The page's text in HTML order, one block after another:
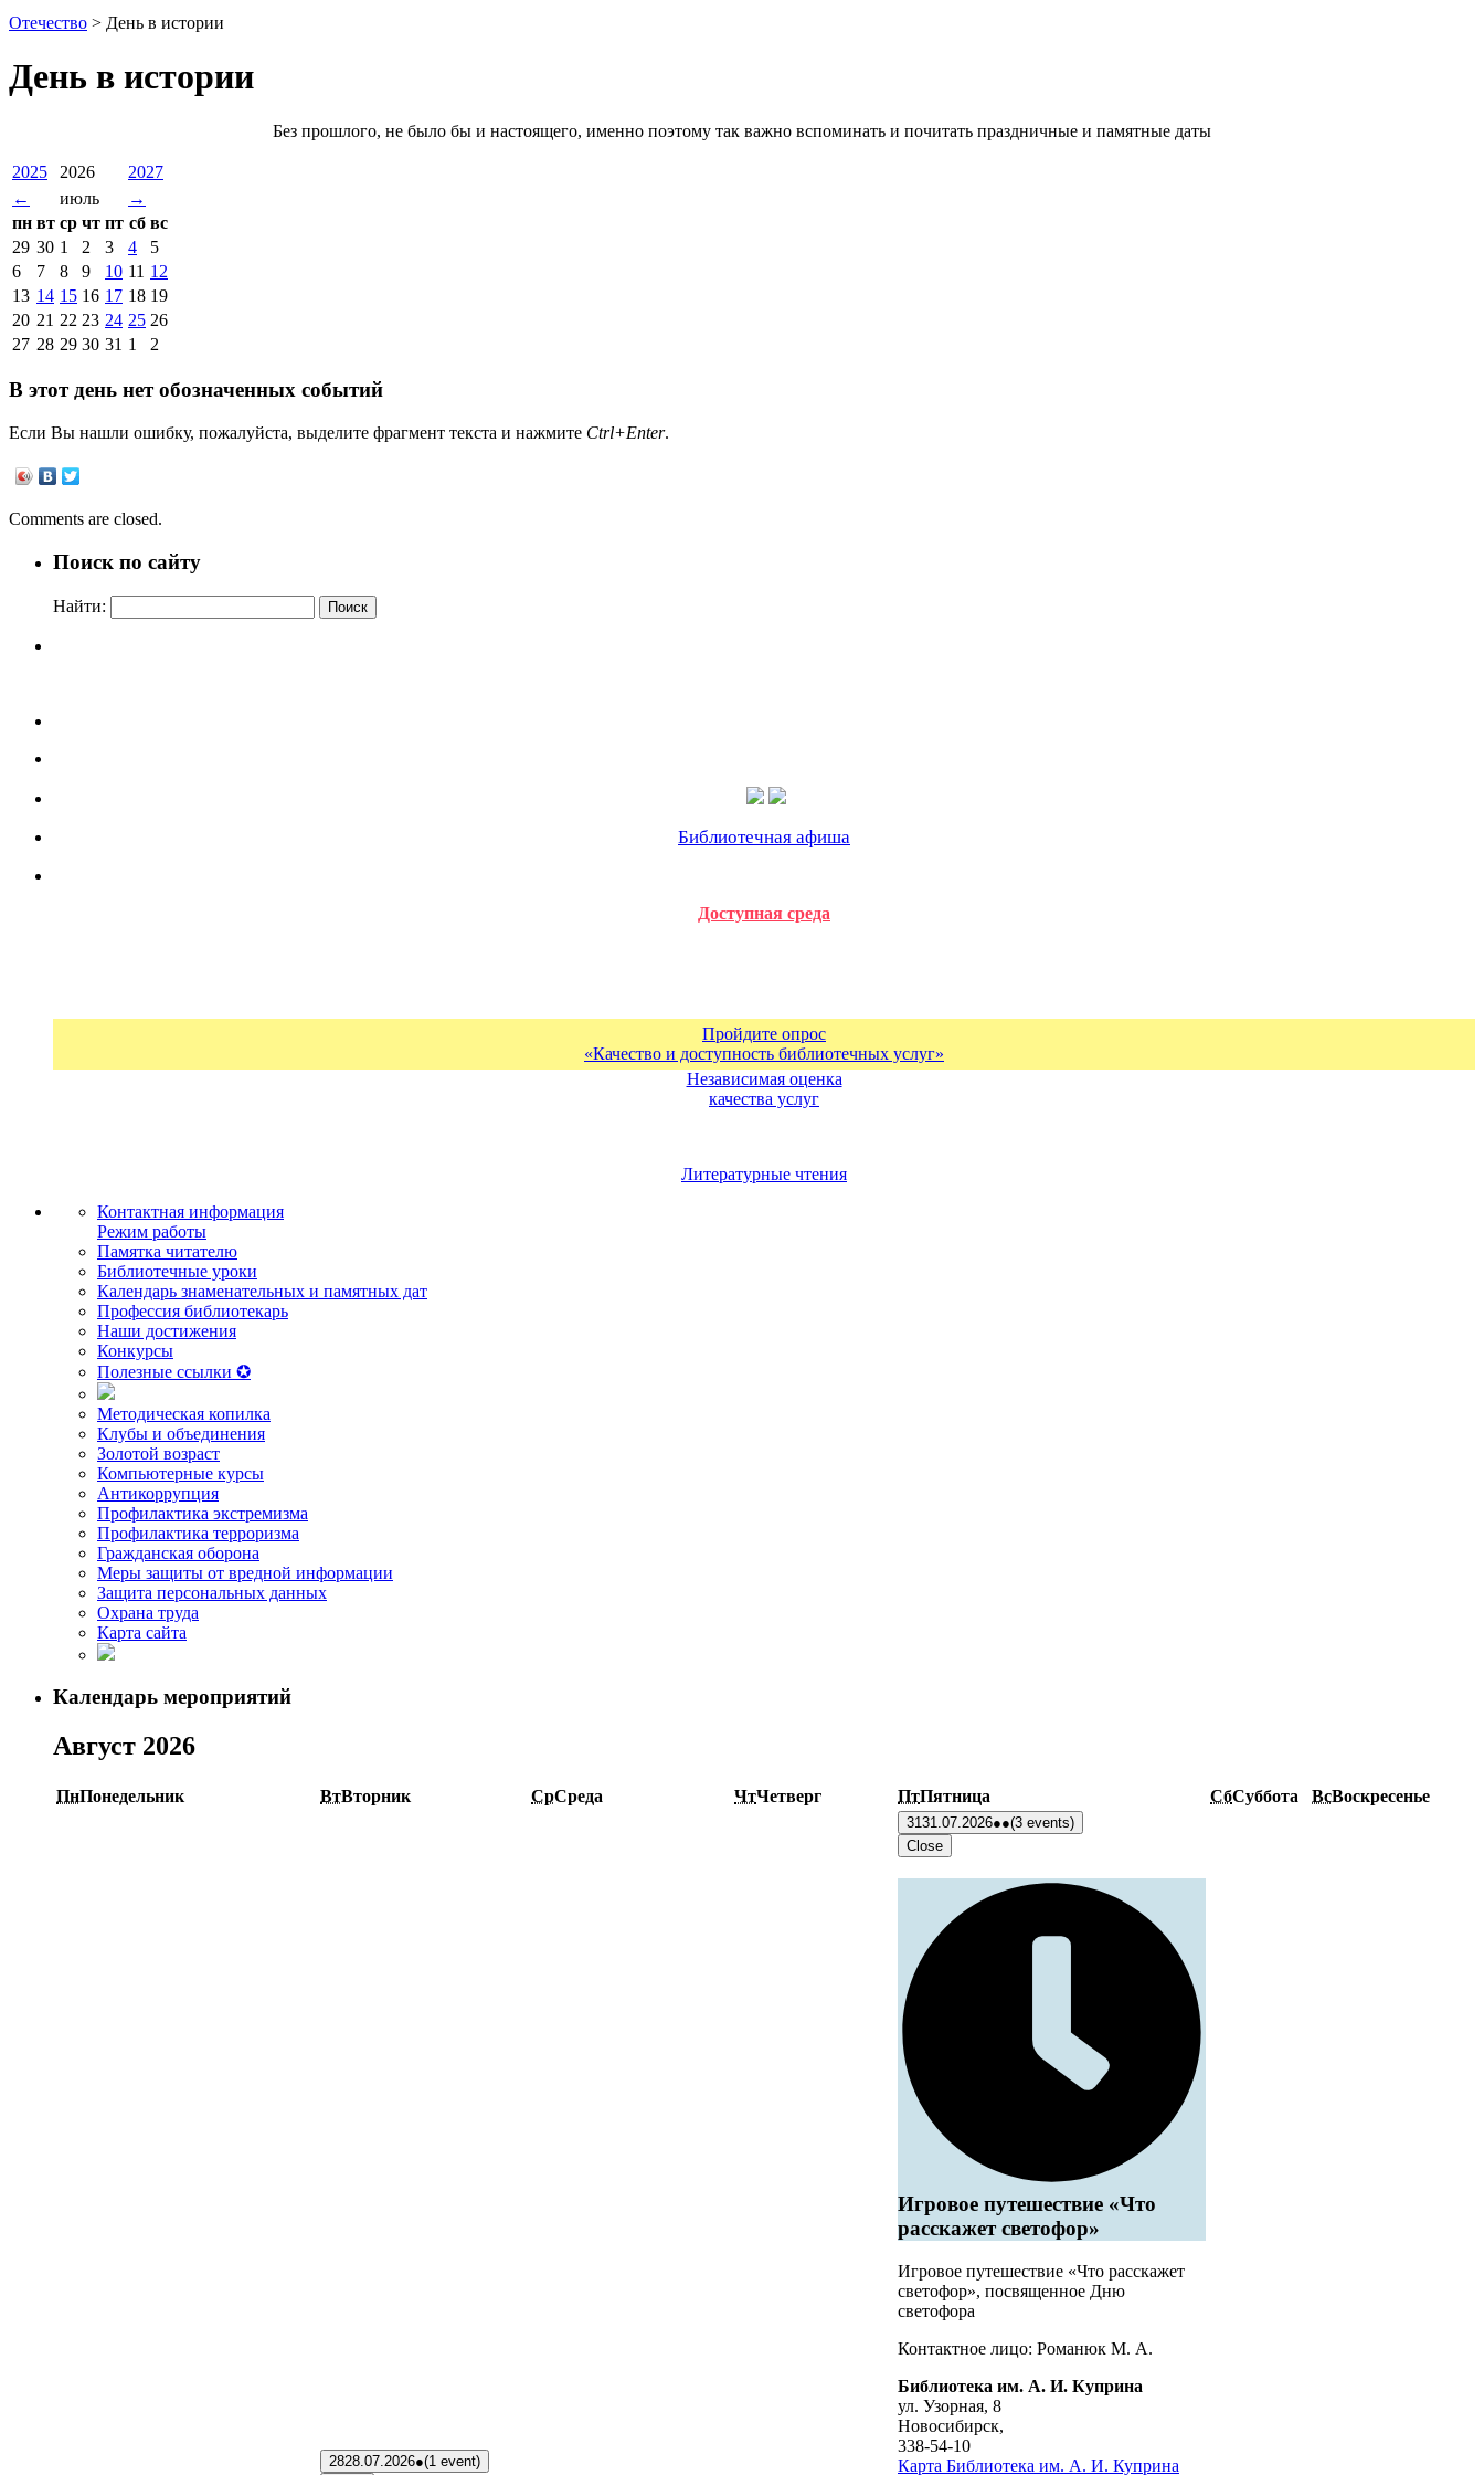
Отечество > День в истории
День в истории
Без прошлого, не было бы и настоящего, именно поэтому так важно вспоминать и почитать праздничные и памятные даты
2025 2026
2027
←
июль
→
пн вт ср чт пт сб вс
29 30 1 2 3 4
5
6
7 8 9 10 11 12
13 14 15 16 17 18 19
20 21 22 23 24 25 26
27 28 29 30 31 1 2
В этот день нет обозначенных событий
Если Вы нашли ошибку, пожалуйста, выделите фрагмент текста и нажмите Ctrl+Enter.
Comments are closed.
Поиск по сайту
Найти:
Библиотечная афиша
Доступная среда
Пройдите опрос
«Качество и доступность библиотечных услуг»
Независимая оценка
качества услуг
Литературные чтения
Контактная информация
Режим работы
Памятка читателю
Библиотечные уроки
Календарь знаменательных и памятных дат
Профессия библиотекарь
Наши достижения
Конкурсы
Полезные ссылки ✪
Методическая копилка
Клубы и объединения
Золотой возраст
Компьютерные курсы
Антикоррупция
Профилактика экстремизма
Профилактика терроризма
Гражданская оборона
Меры защиты от вредной информации
Защита персональных данных
Охрана труда
Карта сайта
Календарь мероприятий
Август 2026
ПнПонедельник ВтВторник СрСреда ЧтЧетверг ПтПятница СбСуббота ВсВоскресенье
2828.07.2026●(1 event)
3131.07.2026●●(3 events)
Close
Игровое путешествие «Что
расскажет светофор»
Игровое путешествие «Что расскажет
светофор», посвященное Дню
светофора
Контактное лицо: Романюк М. А.
Библиотека им. А. И. Куприна
ул. Узорная, 8
Новосибирск,
338-54-10
Карта Библиотека им. А. И. Куприна